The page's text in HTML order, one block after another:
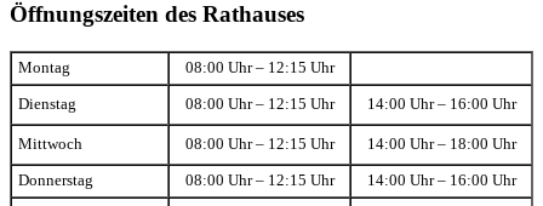
Öffnungszeiten des Rathauses
Montag 08:00 Uhr – 12:15 Uhr
Dienstag 08:00 Uhr – 12:15 Uhr 14:00 Uhr – 16:00 Uhr
Mittwoch 08:00 Uhr – 12:15 Uhr 14:00 Uhr – 18:00 Uhr
Donnerstag 08:00 Uhr – 12:15 Uhr 14:00 Uhr – 16:00 Uhr